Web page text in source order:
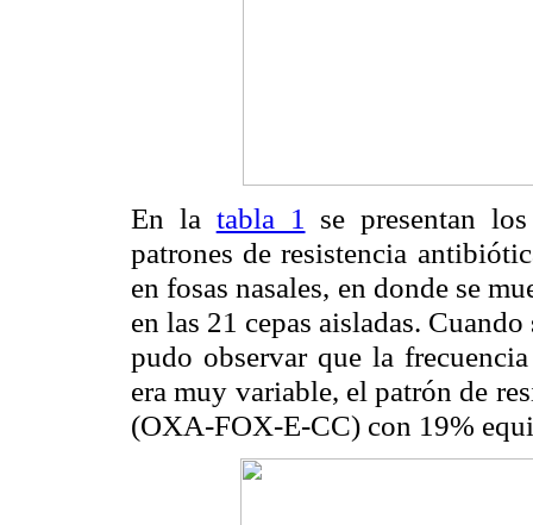
En la tabla 1
se presentan
patrones de resistencia
en fosas nasales, en donde se
en las 21 cepas aisladas.
pudo observar que la
era muy variable, el patrón de
(OXA-FOX-E-CC) con 19%